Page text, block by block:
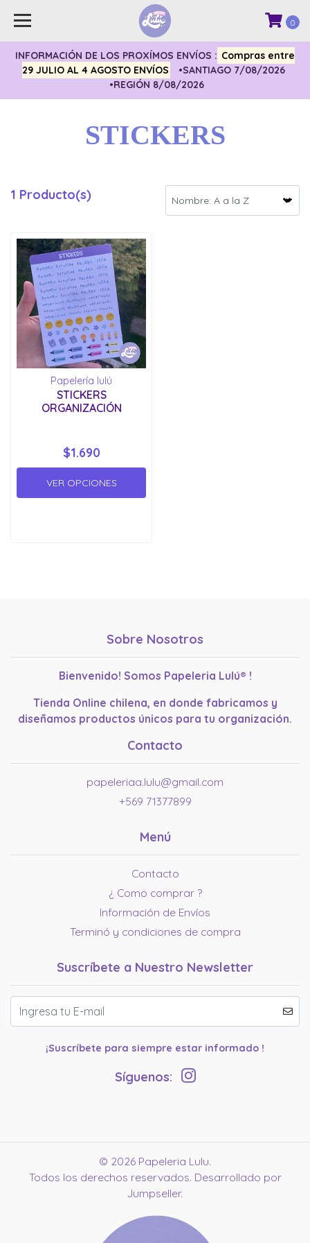
INFORMACIÓN DE LOS PROXÍMOS ENVÍOS : Compras entre
29 JULIO AL 4 AGOSTO ENVÍOS
•SANTIAGO 7/08/2026
•REGIÓN 8/08/2026
0
STICKERS
1 Producto(s)
Papelería lulú
STICKERS
ORGANIZACIÓN
$1.690
VER OPCIONES
Sobre Nosotros
Bienvenido! Somos Papeleria Lulú® !
Tienda Online chilena, en donde fabricamos y
diseñamos productos únicos para tu organización.
Contacto
papeleriaa.lulu@gmail.com
+569 71377899
Menú
Contacto
¿ Como comprar ?
Información de Envíos
Terminó y condiciones de compra
Suscríbete a Nuestro Newsletter
¡Suscríbete para siempre estar informado !
Síguenos:
© 2026 Papeleria Lulu.
Todos los derechos reservados. Desarrollado por
Jumpseller.